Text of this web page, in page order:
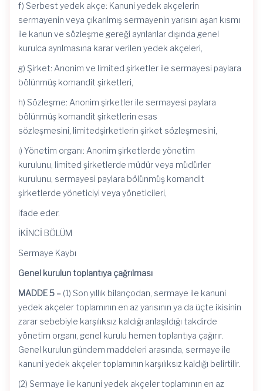
f) Serbest yedek akçe: Kanuni yedek akçelerin
sermayenin veya çıkarılmış sermayenin yarısını aşan kısmı
ile kanun ve sözleşme gereği ayrılanlar dışında genel
kurulca ayrılmasına karar verilen yedek akçeleri,
g) Şirket: Anonim ve limited şirketler ile sermayesi paylara
bölünmüş komandit şirketleri,
h) Sözleşme: Anonim şirketler ile sermayesi paylara
bölünmüş komandit şirketlerin esas
sözleşmesini, limitedşirketlerin şirket sözleşmesini,
ı) Yönetim organı: Anonim şirketlerde yönetim
kurulunu, limited şirketlerde müdür veya müdürler
kurulunu, sermayesi paylara bölünmüş komandit
şirketlerde yöneticiyi veya yöneticileri,
ifade eder.
İKİNCİ BÖLÜM
Sermaye Kaybı
Genel kurulun toplantıya çağrılması
MADDE 5 – (1) Son yıllık bilançodan, sermaye ile kanuni
yedek akçeler toplamının en az yarısının ya da üçte ikisinin
zarar sebebiyle karşılıksız kaldığı anlaşıldığı takdirde
yönetim organı, genel kurulu hemen toplantıya çağırır.
Genel kurulun gündem maddeleri arasında, sermaye ile
kanuni yedek akçeler toplamının karşılıksız kaldığı belirtilir.
(2) Sermaye ile kanuni yedek akçeler toplamının en az